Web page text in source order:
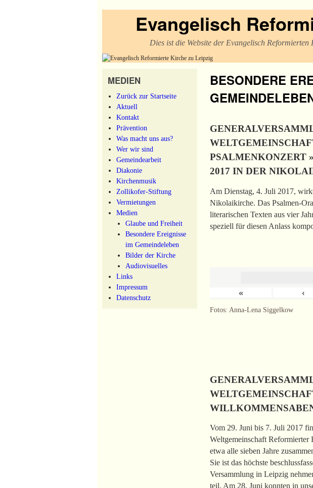
Evangelisch
Dies ist die Website der Evangelisch Reformierten
MEDIEN
Zurück zur Startseite
Aktuell
Kontakt
Prävention
Was macht uns aus?
Wer wir sind
Gemeindearbeit
Diakonie
Kirchenmusik
Zollikofer-Stiftung
Vermietungen
Medien
Glaube und Freiheit
Besondere Ereignisse
im Gemeindeleben
Bilder der Kirche
Audiovisuelles
Links
Impressum
Datenschutz
BESONDERE
PSALMENKONZERT
2017 IN DER
Am Dienstag, 4. Juli 2017,
Nikolaikirche. Das Psalmen-
literarischen Texten aus vier
speziell für diesen Anlass
« ‹
Fotos: Anna-Lena Siggelkow
Vom 29. Juni bis 7. Juli 2017
Weltgemeinschaft
etwa alle sieben Jahre
Sie ist das höchste
Versammlung in Leipzig
teil. Am 28. Juni konnten in